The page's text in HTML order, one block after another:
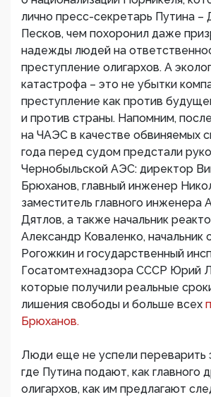
лично пресс-секретарь Путина –
Песков, чем похоронил даже
надежды людей на
преступление олигархов. А
катастрофа – это не убытки
преступление как против
и против страны. Напомним,
на ЧАЭС в качестве обвиняемых
года перед судом предстали
Чернобыльской АЭС: директор
Брюханов, главный инженер
заместитель главного инженера
Дятлов, а также начальник
Александр Коваленко, начальник
Рогожкин и государственный
Госатомтехнадзора СССР Юрий
которые получили реальные
лишения свободы и больше всех
Брюханов.
Люди еще не успели переварить
где Путина подают, как главного
олигархов, как им предлагают